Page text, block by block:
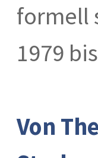
formell
1979
Von